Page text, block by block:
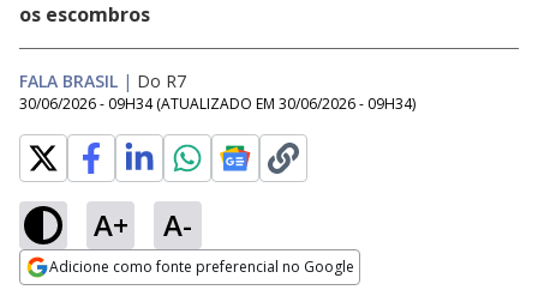
os escombros
FALA BRASIL | Do R7
30/06/2026 - 09H34 (ATUALIZADO EM 30/06/2026 - 09H34)
A+ A-
Adicione como fonte preferencial no Google
Ativar
Loaded:
51.49%